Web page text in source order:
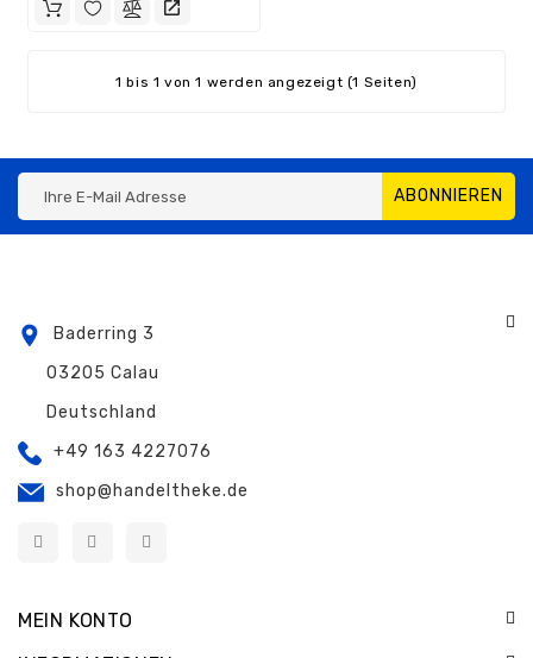
1 bis 1 von 1 werden angezeigt (1 Seiten)
ABONNIEREN
Baderring 3
03205 Calau
Deutschland
+49 163 4227076
shop@handeltheke.de
MEIN KONTO